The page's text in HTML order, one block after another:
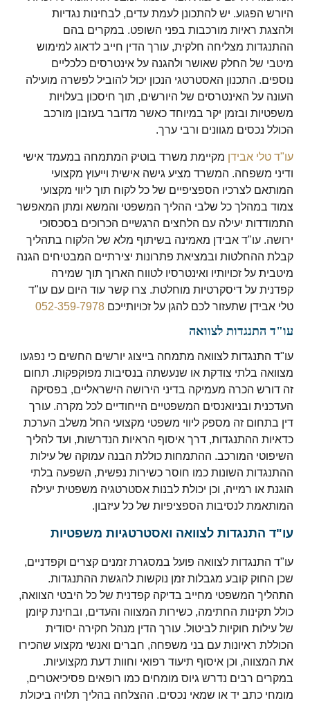
היורש הפגוע. יש להתכונן לעמת עדים, לבחינות נגדיות
ולהצגת ראיות מורכבות בפני השופט. במקרים בהם
ההתנגדות מצליחה חלקית, עורך הדין חייב לדאוג למימוש
מיטבי של החלק שאושר ולהגנה על אינטרסים כלכליים
נוספים. התכנון האסטרטגי הנכון יכול להוביל לפשרה מועילה
העונה על האינטרסים של היורשים, תוך חיסכון בעלויות
משפטיות ובזמן יקר במיוחד כאשר מדובר בעזבון מורכב
הכולל נכסים מגוונים ורבי ערך.
עו"ד טלי אבידן מקיימת משרד בוטיק המתמחה במעמד אישי
ודיני משפחה. המשרד מציע גישה אישית וייעוץ מקצועי
המותאם לצרכיו הספציפיים של כל לקוח תוך ליווי מקצועי
צמוד במהלך כל שלבי ההליך המשפטי והמשא ומתן המאפשר
התמודדות יעילה עם הלחצים הרגשיים הכרוכים בסכסוכי
ירושה. עו"ד אבידן מאמינה בשיתוף מלא של הלקוח בתהליך
קבלת ההחלטות ובמציאת פתרונות יצירתיים המבטיחים הגנה
מיטבית על זכויותיו ואינטרסיו לטווח הארוך תוך שמירה
קפדנית על דיסקרטיות מוחלטת. צרו קשר עוד היום עם עו"ד
טלי אבידן שתעזור לכם להגן על זכויותייכם 052-359-7978
עו"ד התנגדות לצוואה
עו"ד התנגדות לצוואה מתמחה בייצוג יורשים החשים כי נפגעו
מצוואה בלתי צודקת או שנעשתה בנסיבות מפוקפקות. תחום
זה דורש הכרה מעמיקה בדיני הירושה הישראליים, בפסיקה
העדכנית ובניואנסים המשפטיים הייחודיים לכל מקרה. עורך
דין בתחום זה מספק ליווי משפטי מקצועי החל משלב הערכת
כדאיות ההתנגדות, דרך איסוף הראיות הנדרשות, ועד להליך
השיפוטי המורכב. ההתמחות כוללת הבנה עמוקה של עילות
ההתנגדות השונות כמו חוסר כשירות נפשית, השפעה בלתי
הוגנת או רמייה, וכן יכולת לבנות אסטרטגיה משפטית יעילה
המותאמת לנסיבות הספציפיות של כל עיזבון.
עו"ד התנגדות לצוואה ואסטרטגיות משפטיות
עו"ד התנגדות לצוואה פועל במסגרת זמנים קצרים וקפדניים,
שכן החוק קובע מגבלות זמן נוקשות להגשת ההתנגדות.
התהליך המשפטי מחייב בדיקה קפדנית של כל היבטי הצוואה,
כולל תקינות החתימה, כשירות המצווה והעדים, ובחינת קיומן
של עילות חוקיות לביטול. עורך הדין מנהל חקירה יסודית
הכוללת ראיונות עם בני משפחה, חברים ואנשי מקצוע שהכירו
את המצווה, וכן איסוף תיעוד רפואי וחוות דעת מקצועיות.
במקרים רבים נדרש גיוס מומחים כמו רופאים פסיכיאטרים,
מומחי כתב יד או שמאי נכסים. ההצלחה בהליך תלויה ביכולת